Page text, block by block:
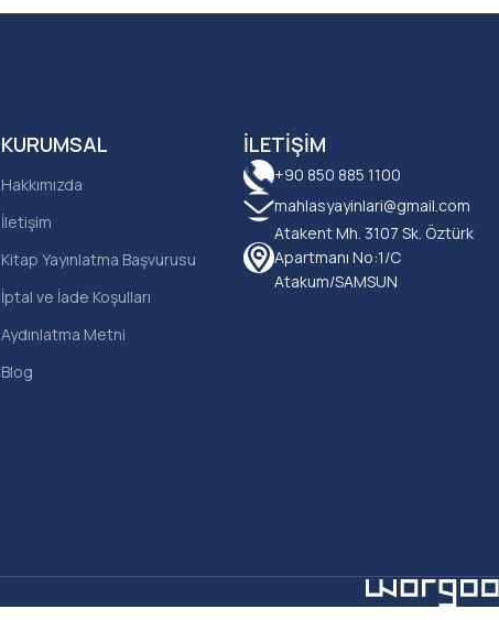
İLETIŞIM
+90 850 885 1100
mahlasyayinlari@gmail.com
Atakent Mh. 3107 Sk. Öztürk
Apartmanı No:1/C
Atakum/SAMSUN
KURUMSAL
Hakkımızda
İletişim
Kitap Yayınlatma Başvurusu
İptal ve İade Koşulları
Aydınlatma Metni
Blog